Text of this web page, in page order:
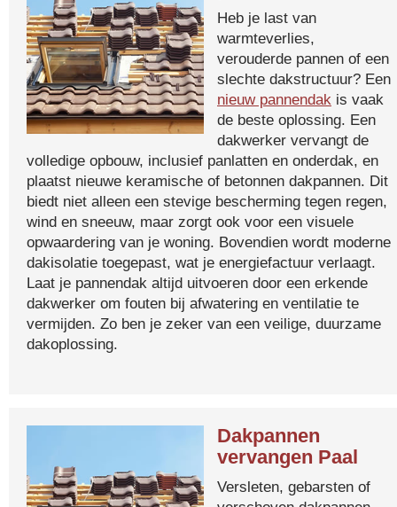
Heb je last van
warmteverlies,
verouderde pannen of een
slechte dakstructuur? Een
nieuw pannendak is vaak
de beste oplossing. Een
dakwerker vervangt de
volledige opbouw, inclusief panlatten en onderdak, en
plaatst nieuwe keramische of betonnen dakpannen. Dit
biedt niet alleen een stevige bescherming tegen regen,
wind en sneeuw, maar zorgt ook voor een visuele
opwaardering van je woning. Bovendien wordt moderne
dakisolatie toegepast, wat je energiefactuur verlaagt.
Laat je pannendak altijd uitvoeren door een erkende
dakwerker om fouten bij afwatering en ventilatie te
vermijden. Zo ben je zeker van een veilige, duurzame
dakoplossing.
Dakpannen
vervangen Paal
Versleten, gebarsten of